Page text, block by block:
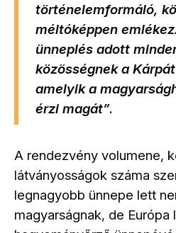
történelemformáló,
méltóképpen
ünneplés adott
közösségnek a
amelyik a
érzi magát”.
A rendezvény volumene,
látványosságok száma
legnagyobb ünnepe lett
magyarságnak, de Európa